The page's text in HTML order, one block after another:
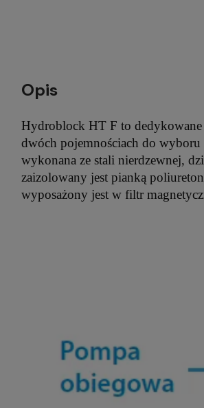
Opis
Hydroblock HT F to dedykowane
dwóch pojemnościach do wyboru
wykonana ze stali nierdzewnej,
zaizolowany jest pianką
wyposażony jest w filtr